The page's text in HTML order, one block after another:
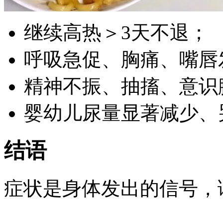
继续高热＞3天不退；
呼吸急促、胸痛、嘴
精神不振、抽搐、意
婴幼儿尿量显著减少
结语
症状是身体发出的信号